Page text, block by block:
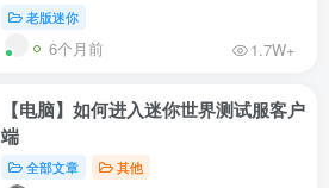
老版迷你
6个月前 1.7W+
【电脑】如何进入迷你世界测试服客户
端
全部文章 其他